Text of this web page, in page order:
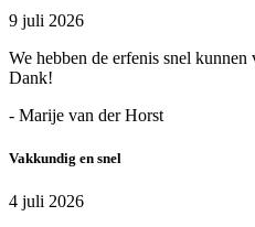
9 juli 2026
We hebben de erfenis snel
Dank!
- Marije van der Horst
Vakkundig en snel
4 juli 2026